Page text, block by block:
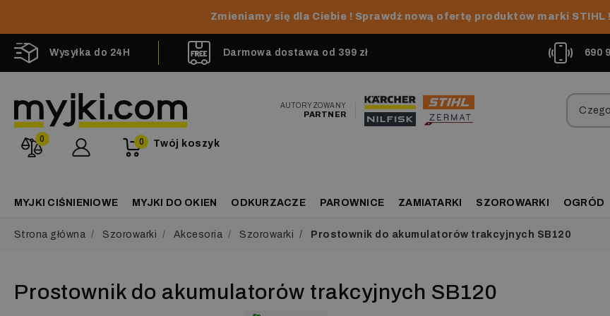
Zmieniamy się dla Ciebie ! Sprawdź nową ofertę produktów marki STIHL !
Wysyłka do 24H Darmowa dostawa od 399 zł 690
AUTORYZOWANY
PARTNER
0 Twój koszyk
0
MYJKI CIŚNIENIOWE MYJKI DO OKIEN ODKURZACZE PAROWNICE ZAMIATARKI SZOROWARKI OGRÓD
Strona główna Szorowarki Akcesoria Szorowarki Prostownik do akumulatorów trakcyjnych SB120
Prostownik do akumulatorów trakcyjnych SB120